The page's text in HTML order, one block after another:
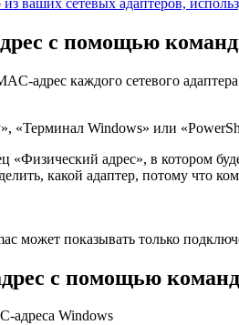
с помощью
адрес каждого сетевого
Windows» или
адрес», в котором
какой адаптер, потому что
может показывать только
с помощью
адреса Windows